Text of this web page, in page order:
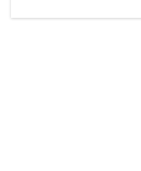
Der Weinbau dominert